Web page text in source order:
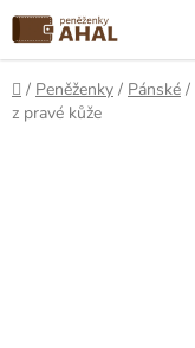
Přejít
na
obsah
Domů
/ Peněženky / Pánské /
z pravé kůže